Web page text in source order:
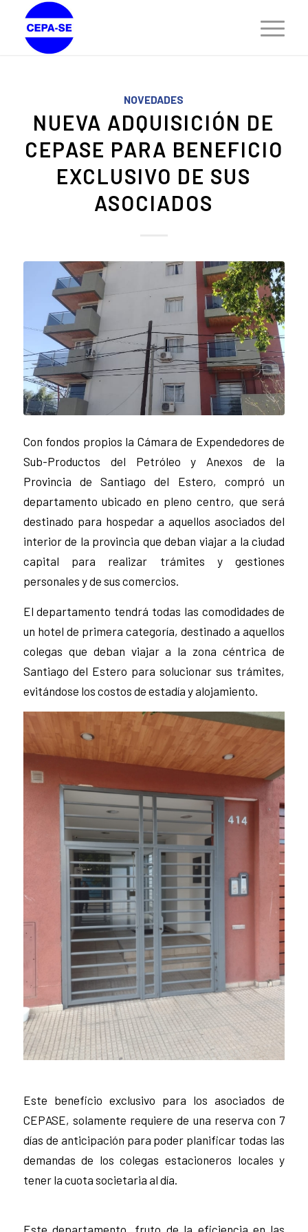
NOVEDADES
NUEVA ADQUISICIÓN DE
CEPASE PARA BENEFICIO
EXCLUSIVO DE SUS
ASOCIADOS
Con fondos propios la Cámara de Expendedores de
Sub-Productos del Petróleo y Anexos de la
Provincia de Santiago del Estero, compró un
departamento ubicado en pleno centro, que será
destinado para hospedar a aquellos asociados del
interior de la provincia que deban viajar a la ciudad
capital para realizar trámites y gestiones
personales y de sus comercios.
El departamento tendrá todas las comodidades de
un hotel de primera categoría, destinado a aquellos
colegas que deban viajar a la zona céntrica de
Santiago del Estero para solucionar sus trámites,
evitándose los costos de estadía y alojamiento.
Este beneficio exclusivo para los asociados de
CEPASE, solamente requiere de una reserva con 7
días de anticipación para poder planificar todas las
demandas de los colegas estacioneros locales y
tener la cuota societaria al día.